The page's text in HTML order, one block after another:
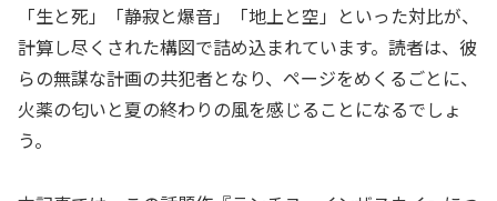
「生と死」「静寂と爆音」「地上と空」といった対比が、
計算し尽くされた構図で詰め込まれています。読者は、彼
らの無謀な計画の共犯者となり、ページをめくるごとに、
火薬の匂いと夏の終わりの風を感じることになるでしょ
う。